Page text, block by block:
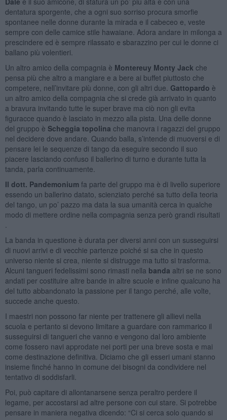
dentatura sporgente, che a ogni suo sorriso procura smorfie
spontanee nelle donne durante la mirada e il cabeceo e, veste
sempre con delle camice stile hawaiane. Adora andare in milonga a
prescindere ed è sempre rilassato e sbarazzino per cui le donne ci
ballano più volentieri.
Un altro amico della compagnia è Montereuy Monty Jack che
pensa più che altro a mangiare e a bere ai buffet piuttosto che
competere, nell’invitare più donne, con gli altri due. Gattopardo è
un altro amico della compagnia che si crede già arrivato in quanto
a bravura invitando tutte le super brave ma ciò non gli evita
figuracce quando è lasciato in mezzo alla pista. Una delle donne
del gruppo è Scheggia topolina che manovra i ragazzi del gruppo
nel decidere dove andare. Quando balla, s’intende di muoversi e di
pensare lei le sequenze di tango da eseguire secondo il suo
piacere lasciando confuso il ballerino di turno e durante tutta la
tanda, parla continuamente.
Il dott. Pandemoniumfa parte del gruppo ma è di livello superiore
essendo un ballerino datato, scienziato perché sa tutto della teoria
del tango, un po’ pazzo ma data la sua umanità cerca in qualche
modo di mettere ordine nella compagnia senza però grandi risultati
La banda in questione è durata per diversi anni con un susseguirsi
di nuovi arrivi e di vecchie partenze poiché si sa che in questo
universo niente si crea, niente si distrugge ma tutto si trasforma.
Alcuni tangueri fedelissimi sono rimasti nella banda altri se ne sono
andati per costituire altre bande in altre scuole e infine qualcuno ha
del tutto abbandonato la passione per il tango perché, alle volte,
succede anche questo.
I maestri non possono far niente per trattenere gli allievi nella
scuola e pertanto si devono limitare a guardare con rammarico il
susseguirsi di tangueri che vanno e vengono dal loro ambiente
come fossero navi approdate nei porti per una breve sosta e mai
come destinazione definitiva. Diciamo che gli esseri umani stanno
insieme finché hanno in comune dei bisogni da condividere nel
tentativo di soddisfarli.
Poi, può capitare di allontanarsene senza peraltro perdere il
legame, per accostarsi ad altre persone con cui stare. Si potrebbe
pensare in maniera negativa dicendo: “Ci si cerca solo quando si